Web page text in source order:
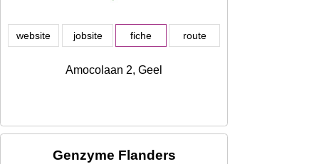
website jobsite fiche route
Amocolaan 2, Geel
Genzyme Flanders